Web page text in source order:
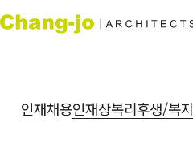
인재채용인재상복리후생/복지